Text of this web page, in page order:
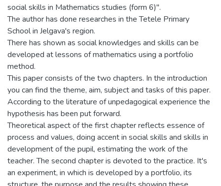
social skills in Mathematics studies (form 6)".
The author has done researches in the Tetele Primary
School in Jelgava's region.
There has shown as social knowledges and skills can be
developed at lessons of mathematics using a portfolio
method.
This paper consists of the two chapters. In the introduction
you can find the theme, aim, subject and tasks of this paper.
According to the literature of unpedagogical experience the
hypothesis has been put forward.
Theoretical aspect of the first chapter reflects essence of
process and values, doing accent in social skills and skills in
development of the pupil, estimating the work of the
teacher. The second chapter is devoted to the practice. It's
an experiment, in which is developed by a portfolio, its